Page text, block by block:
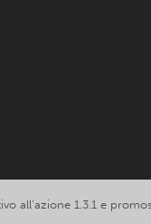
1.3.1 e